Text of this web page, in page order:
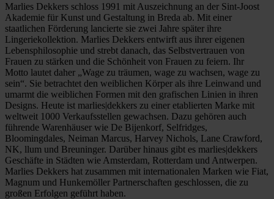
Marlies Dekkers schloss 1991 mit Auszeichnung an der Sint-Joost
Akademie für Kunst und Gestaltung in Breda ab. Mit einer
staatlichen Förderung lancierte sie zwei Jahre später ihre
Lingeriekollektion. Marlies Dekkers entwirft aus ihrer eigenen
Lebensphilosophie und strebt danach, das Selbstvertrauen von
Frauen zu stärken und die Schönheit von Frauen zu feiern. Ihr
Motto lautet daher „Wage zu träumen, wage zu wachsen, wage zu
sein“. Sie betrachtet den weiblichen Körper als ihre Leinwand und
umarmt die weiblichen Formen mit den grafischen Linien in ihren
Designs. Heute ist marlies|dekkers zu einer etablierten Marke mit
weltweit 1000 Verkaufsstellen gewachsen. Dazu gehören auch
führende Warenhäuser wie De Bijenkorf, Selfridges,
Bloomingdales, Neiman Marcus, Harvey Nichols, Lane Crawford,
NK, llum und Breuninger. Darüber hinaus gibt es marlies|dekkers
Geschäfte in Städten wie Amsterdam, Rotterdam und Antwerpen.
Marlies Dekkers hat zusammen mit internationalen Marken wie Fiat,
Magnum und Hunkemöller Partnerschaften geschlossen, die zu
großen Erfolgen geführt haben.